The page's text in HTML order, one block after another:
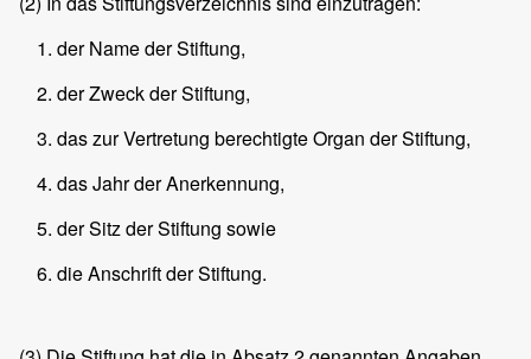
der Name der Stiftung,
der Zweck der Stiftung,
das zur Vertretung berechtigte Organ der Stiftung,
das Jahr der Anerkennung,
der Sitz der Stiftung sowie
die Anschrift der Stiftung.